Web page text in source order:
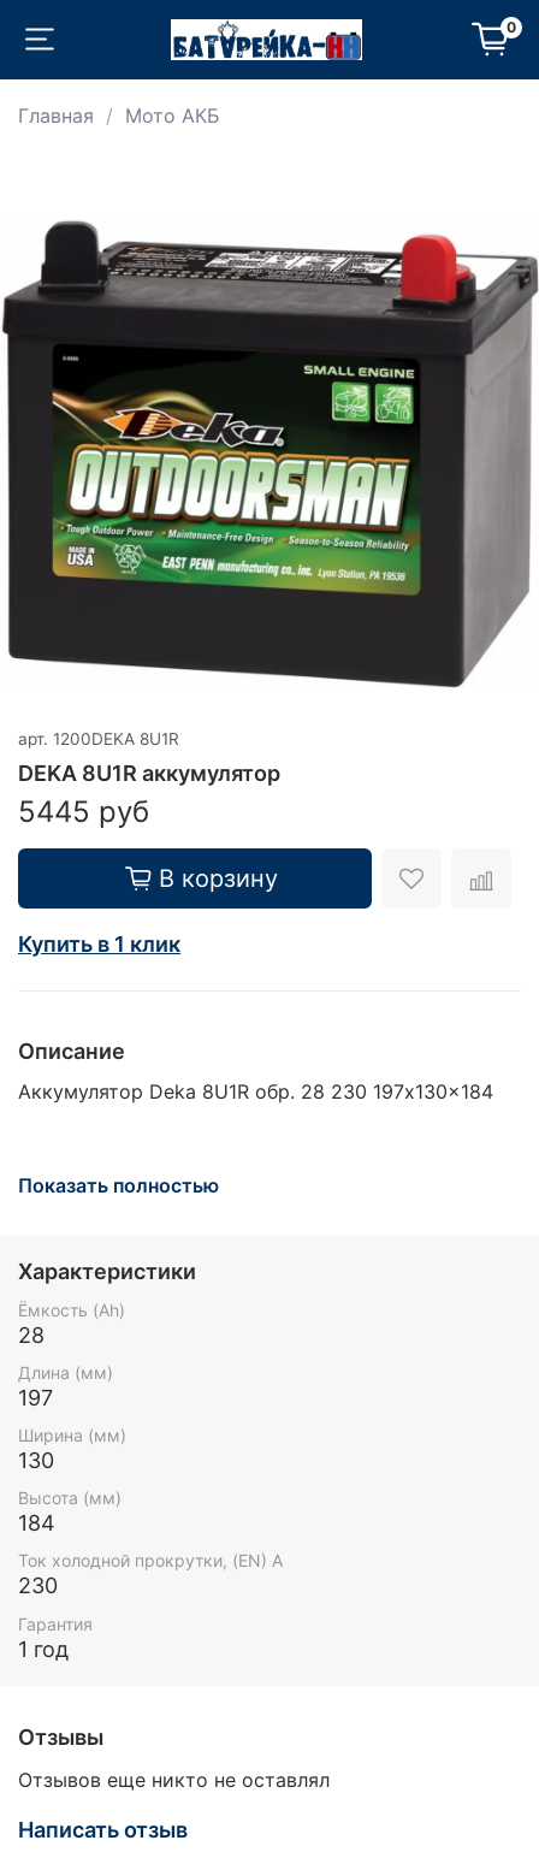
0
Главная Мото АКБ
арт. 1200DEKA 8U1R
DEKA 8U1R аккумулятор
5445 руб
В корзину
Купить в 1 клик
Описание
Аккумулятор Deka 8U1R обр. 28 230 197x130x184
Показать полностью
Характеристики
Ёмкость (Ah)
28
Длина (мм)
197
Ширина (мм)
130
Высота (мм)
184
Ток холодной прокрутки, (EN) А
230
Гарантия
1 год
Отзывы
Отзывов еще никто не оставлял
Написать отзыв